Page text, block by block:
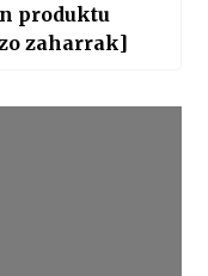
produktu
zaharrak]